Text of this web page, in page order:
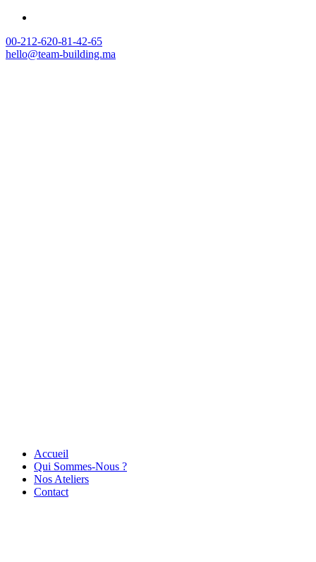
00-212-620-81-42-65
hello@team-building.ma
Accueil
Qui Sommes-Nous ?
Nos Ateliers
Contact